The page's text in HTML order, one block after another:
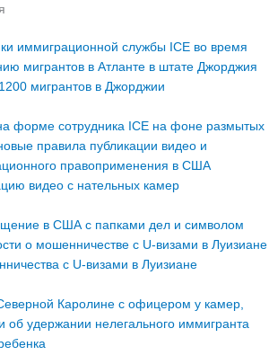
мигрантов в Джорджии
видео с нательных камер
с U-визами в Луизиане